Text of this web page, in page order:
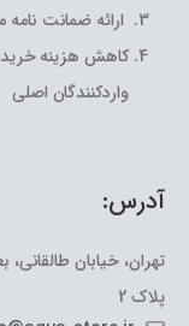
ارائه ضمانت
کاهش هزینه خرید
واردکنندگان اصلی
آدرس:
تهران، خیابان
پلاک 2